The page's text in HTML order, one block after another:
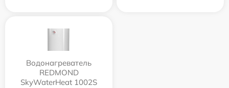
Водонагреватель
REDMOND
SkyWaterHeat 1002S